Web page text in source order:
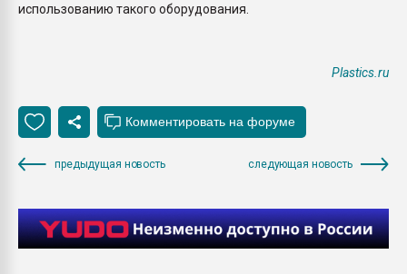
использованию такого оборудования.
Plastics.ru
предыдущая новость следующая новость